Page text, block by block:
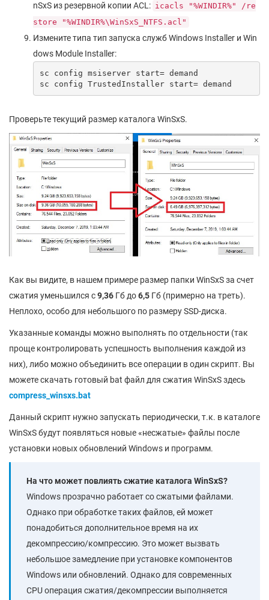
nSxS из резервной копии ACL: icacls "%WINDIR%" /re
store "%WINDIR%\WinSxS_NTFS.acl"
Измените типа тип запуска служб Windows Installer и Win
dows Module Installer:
sc config msiserver start= demand
sc config TrustedInstaller start= demand
Проверьте текущий размер каталога WinSxS.
Как вы видите, в нашем примере размер папки WinSxS за счет
сжатия уменьшился с9,36 Гб до6,5 Гб (примерно на треть).
Неплохо, особо для небольшого по размеру SSD-диска.
Указанные команды можно выполнять по отдельности (так
проще контролировать успешность выполнения каждой из
них), либо можно объединить все операции в один скрипт. Вы
можете скачать готовый bat файл для сжатия WinSxS здесь
compress_winsxs.bat
Данный скрипт нужно запускать периодически, т.к. в каталоге
WinSxS будут появляться новые «несжатые» файлы после
установки новых обновлений Windows и программ.
На что может повлиять сжатие каталога WinSxS?
Windows прозрачно работает со сжатыми файлами.
Однако при обработке таких файлов, ей может
понадобиться дополнительное время на их
декомпрессию/компрессию. Это может вызвать
небольшое замедление при установке компонентов
Windows или обновлений. Однако для современных
CPU операция сжатия/декомпрессии выполняется